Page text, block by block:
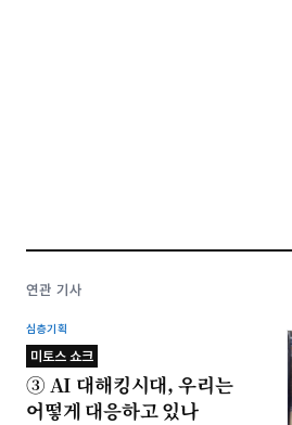
연관 기사
심층기획
미토스 쇼크
③ AI 대해킹시대, 우리는
어떻게 대응하고 있나